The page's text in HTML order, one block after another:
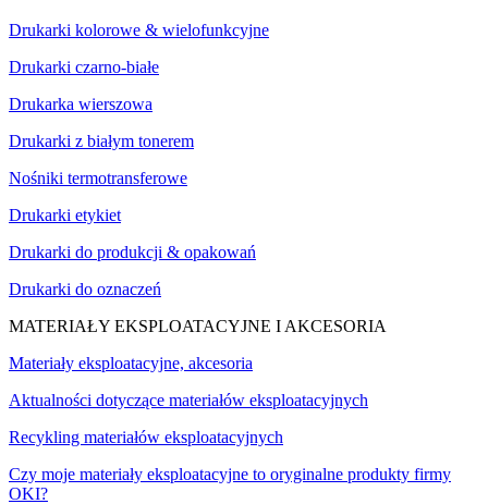
Drukarki kolorowe & wielofunkcyjne
Drukarki czarno-białe
Drukarka wierszowa
Drukarki z białym tonerem
Nośniki termotransferowe
Drukarki etykiet
Drukarki do produkcji & opakowań
Drukarki do oznaczeń
MATERIAŁY EKSPLOATACYJNE I AKCESORIA
Materiały eksploatacyjne, akcesoria
Aktualności dotyczące materiałów eksploatacyjnych
Recykling materiałów eksploatacyjnych
Czy moje materiały eksploatacyjne to oryginalne produkty firmy
OKI?